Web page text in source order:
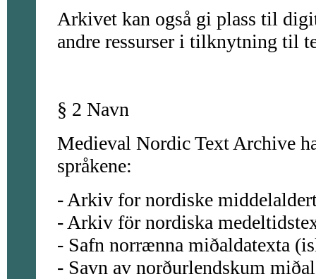
Arkivet kan også gi plass til
andre ressurser i tilknytning til
§ 2 Navn
Medieval Nordic Text Archive
språkene:
- Arkiv for nordiske
- Arkiv för nordiska
- Safn norrænna miðaldatexta
- Savn av norðurlendskum